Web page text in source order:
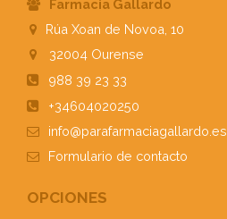
Farmacia Gallardo
Rúa Xoan de Novoa, 10
32004 Ourense
988 39 23 33
+34604020250
info@parafarmaciagallardo.es
Formulario de contacto
OPCIONES